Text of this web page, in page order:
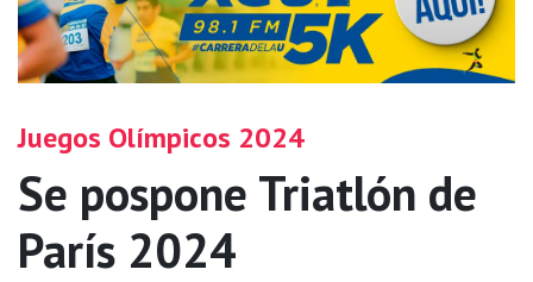
Juegos Olímpicos 2024
Se pospone Triatlón de
París 2024